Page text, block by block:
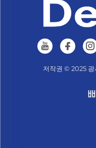
저작권 © 2025 광